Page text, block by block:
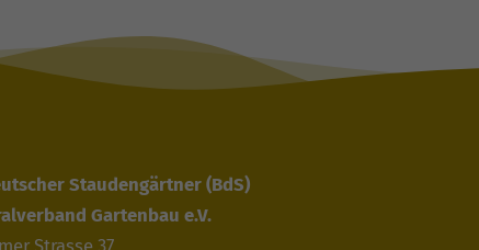
Staudengärtner (BdS)
Gartenbau e.V.
Strasse 37